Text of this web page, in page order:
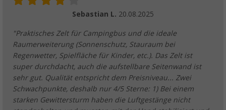
Sebastian L. 20.08.2025
"Praktisches Zelt für Campingbus und die ideale
Raumerweiterung (Sonnenschutz, Stauraum bei
Regenwetter, Spielfläche für Kinder, etc.). Das Zelt ist
super durchdacht, auch die aufstellbare Seitenwand ist
sehr gut. Qualität entspricht dem Preisniveau... Zwei
Schwachpunkte, deshalb nur 4/5 Sterne: 1) Bei einem
starken Gewittersturm haben die Luftgestänge nicht